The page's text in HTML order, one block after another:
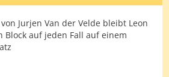
Jurjen Van der Velde bleibt Leon
Block auf jeden Fall auf einem